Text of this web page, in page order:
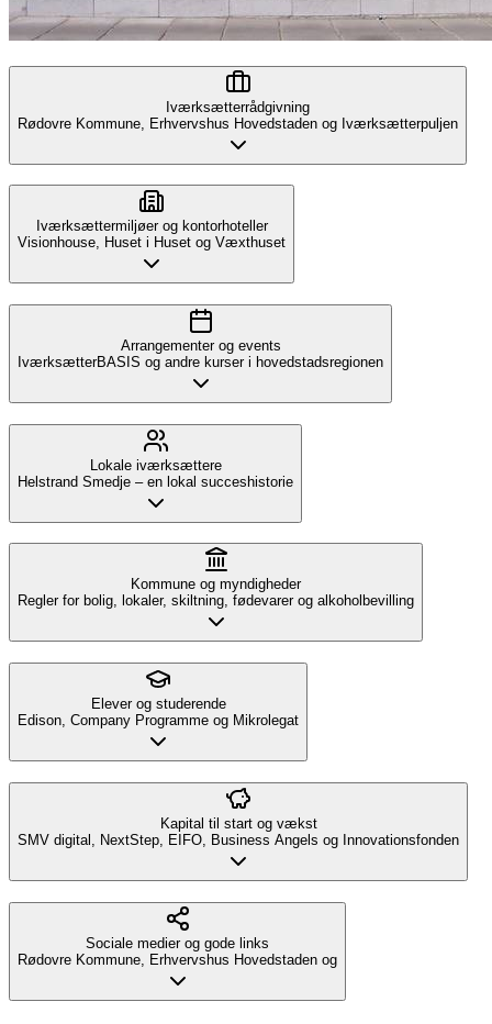
Iværksætterrådgivning
Rødovre Kommune, Erhvervshus Hovedstaden og Iværksætterpuljen
Iværksættermiljøer og kontorhoteller
Visionhouse, Huset i Huset og Væxthuset
Arrangementer og events
IværksætterBASIS og andre kurser i hovedstadsregionen
Lokale iværksættere
Helstrand Smedje – en lokal succeshistorie
Kommune og myndigheder
Regler for bolig, lokaler, skiltning, fødevarer og alkoholbevilling
Elever og studerende
Edison, Company Programme og Mikrolegat
Kapital til start og vækst
SMV digital, NextStep, EIFO, Business Angels og Innovationsfonden
Sociale medier og gode links
Rødovre Kommune, Erhvervshus Hovedstaden og